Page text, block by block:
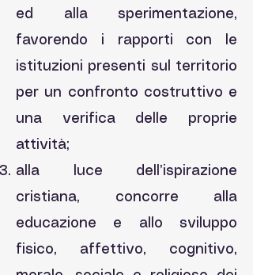
ed alla sperimentazione,
favorendo i rapporti con le
istituzioni presenti sul territorio
per un confronto costruttivo e
una verifica delle proprie
attività;
alla luce dell’ispirazione
cristiana, concorre alla
educazione e allo sviluppo
fisico, affettivo, cognitivo,